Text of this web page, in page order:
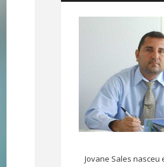
Jovane Sales nasceu